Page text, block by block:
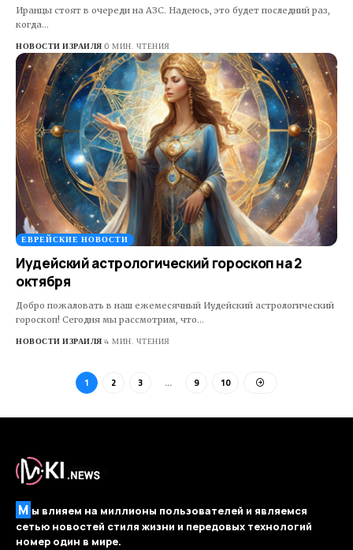
Иранцы стоят в очереди на АЗС. Надеюсь, это будет последний раз,
когда…
НОВОСТИ ИЗРАИЛЯ 0 МИН. ЧТЕНИЯ
ЕВРЕЙСКИЕ НОВОСТИ
Иудейский астрологический гороскоп на 2
октября
Добро пожаловать в наш ежемесячный Иудейский астрологический
гороскоп! Сегодня мы рассмотрим, что…
НОВОСТИ ИЗРАИЛЯ 4 МИН. ЧТЕНИЯ
1 2 3 … 9 10
М ы влияем на миллионы пользователей и являемся
сетью новостей стиля жизни и передовых технологий
номер один в мире.